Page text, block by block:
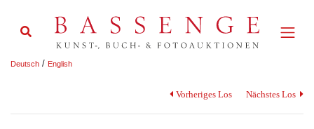
Deutsch / English
Vorheriges Los Nächstes Los